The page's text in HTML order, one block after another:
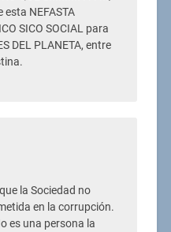
NEFASTA
SICO SOCIAL para
DEL PLANETA, entre
la Sociedad no
en la corrupción.
es una persona la